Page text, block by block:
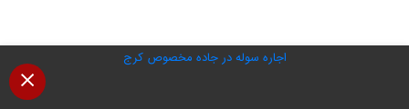
اجاره سوله در جاده مخصوص کرج